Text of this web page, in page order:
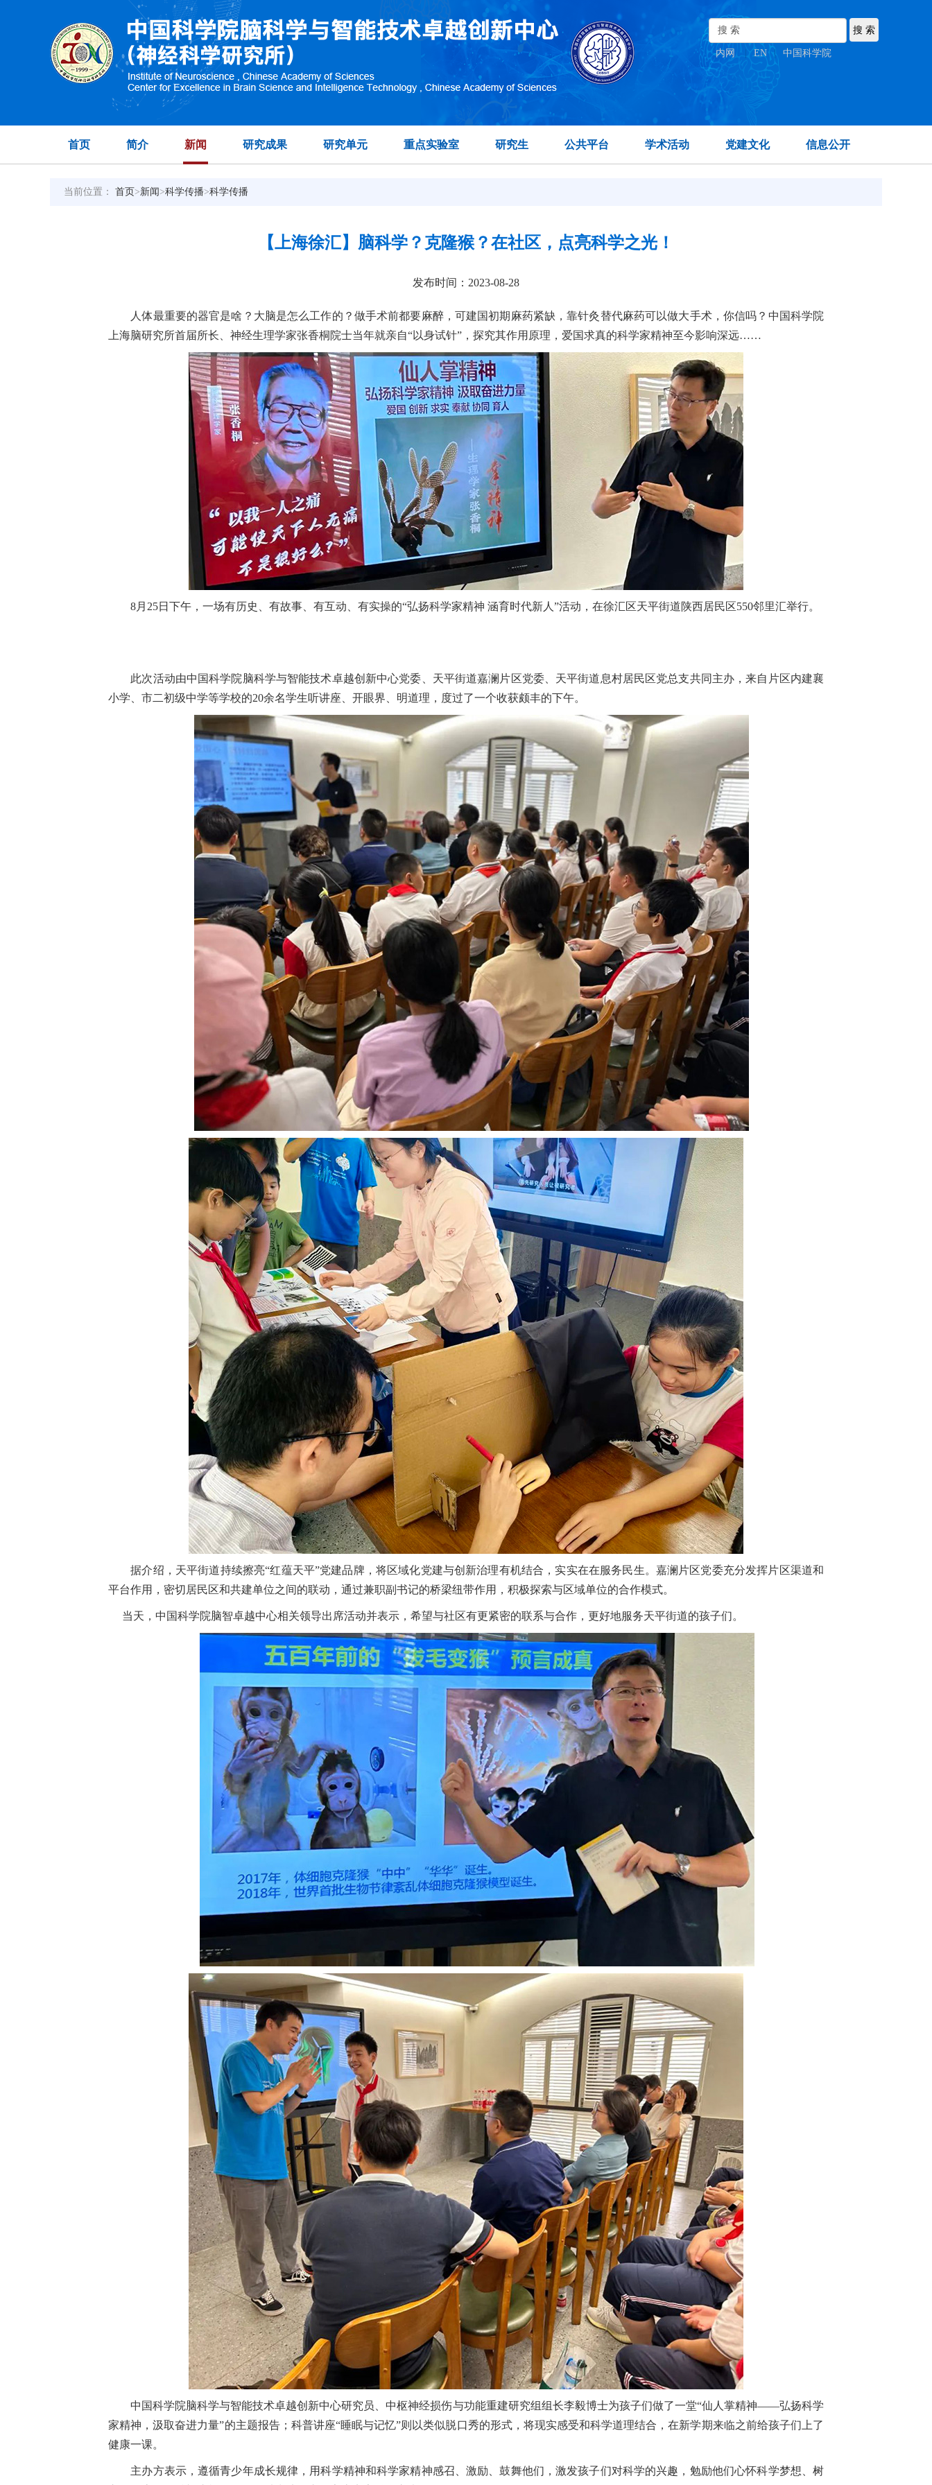
内网 EN | 中国科学院
首页 简介 新闻 研究成果 研究单元 重点实验室 研究生 公共平台 学术活动 党建文化 信息公开
当前位置： 首页>新闻>科学传播>科学传播
【上海徐汇】脑科学？克隆猴？在社区，点亮科学之光！
发布时间：2023-08-28
人体最重要的器官是啥？大脑是怎么工作的？做手术前都要麻醉，可建国初期麻药紧缺，靠针灸替代麻药可以做大手术，你信吗？中国科学院
上海脑研究所首届所长、神经生理学家张香桐院士当年就亲自“以身试针”，探究其作用原理，爱国求真的科学家精神至今影响深远……
8月25日下午，一场有历史、有故事、有互动、有实操的“弘扬科学家精神 涵育时代新人”活动，在徐汇区天平街道陕西居民区550邻里汇举行。
此次活动由中国科学院脑科学与智能技术卓越创新中心党委、天平街道嘉澜片区党委、天平街道息村居民区党总支共同主办，来自片区内建襄
小学、市二初级中学等学校的20余名学生听讲座、开眼界、明道理，度过了一个收获颇丰的下午。
据介绍，天平街道持续擦亮“红蕴天平”党建品牌，将区域化党建与创新治理有机结合，实实在在服务民生。嘉澜片区党委充分发挥片区渠道和
平台作用，密切居民区和共建单位之间的联动，通过兼职副书记的桥梁纽带作用，积极探索与区域单位的合作模式。
当天，中国科学院脑智卓越中心相关领导出席活动并表示，希望与社区有更紧密的联系与合作，更好地服务天平街道的孩子们。
中国科学院脑科学与智能技术卓越创新中心研究员、中枢神经损伤与功能重建研究组组长李毅博士为孩子们做了一堂“仙人掌精神——弘扬科学
家精神，汲取奋进力量”的主题报告；科普讲座“睡眠与记忆”则以类似脱口秀的形式，将现实感受和科学道理结合，在新学期来临之前给孩子们上了
健康一课。
主办方表示，遵循青少年成长规律，用科学精神和科学家精神感召、激励、鼓舞他们，激发孩子们对科学的兴趣，勉励他们心怀科学梦想、树